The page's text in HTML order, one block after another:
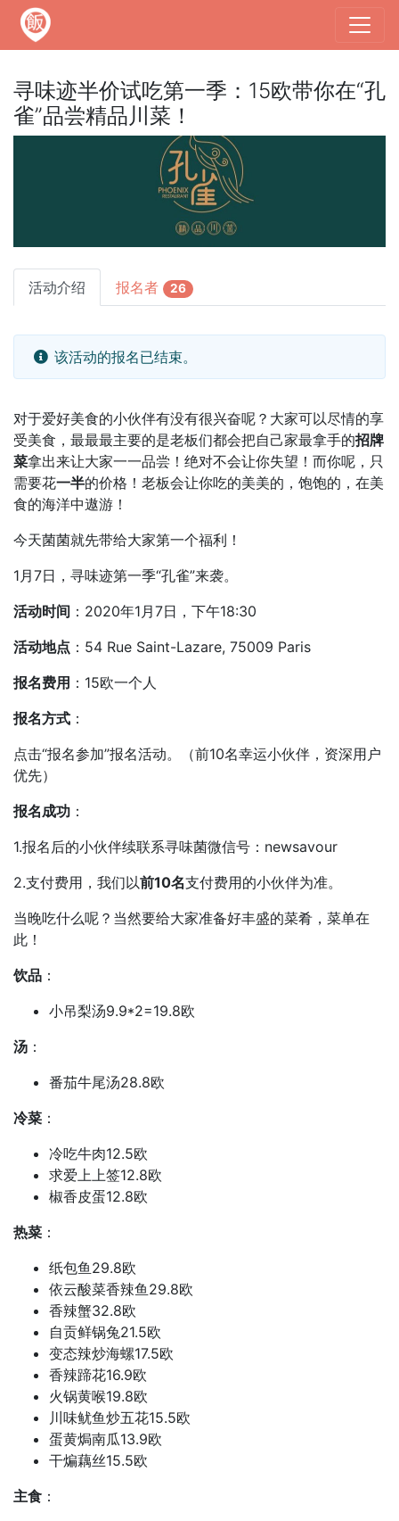
寻味迹半价试吃第一季：15欧带你在“孔
雀”品尝精品川菜！
活动介绍 报名者 26
该活动的报名已结束。
对于爱好美食的小伙伴有没有很兴奋呢？大家可以尽情的享
受美食，最最最主要的是老板们都会把自己家最拿手的招牌
菜拿出来让大家一一品尝！绝对不会让你失望！而你呢，只
需要花一半的价格！老板会让你吃的美美的，饱饱的，在美
食的海洋中遨游！
今天菌菌就先带给大家第一个福利！
1月7日，寻味迹第一季“孔雀”来袭。
活动时间 ：2020年1月7日，下午18:30
活动地点 ：54 Rue Saint-Lazare, 75009 Paris
报名费用 ：15欧一个人
报名方式 ：
点击“报名参加”报名活动。（前10名幸运小伙伴，资深用户
优先）
报名成功 ：
1.报名后的小伙伴续联系寻味菌微信号：newsavour
2.支付费用，我们以前10名支付费用的小伙伴为准。
当晚吃什么呢？当然要给大家准备好丰盛的菜肴，菜单在
此！
饮品 ：
小吊梨汤9.9*2=19.8欧
汤 ：
番茄牛尾汤28.8欧
冷菜 ：
冷吃牛肉12.5欧
求爱上上签12.8欧
椒香皮蛋12.8欧
热菜 ：
纸包鱼29.8欧
依云酸菜香辣鱼29.8欧
香辣蟹32.8欧
自贡鲜锅兔21.5欧
变态辣炒海螺17.5欧
香辣蹄花16.9欧
火锅黄喉19.8欧
川味鱿鱼炒五花15.5欧
蛋黄焗南瓜13.9欧
干煸藕丝15.5欧
主食 ：